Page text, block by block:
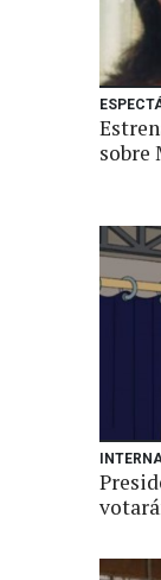
sobre